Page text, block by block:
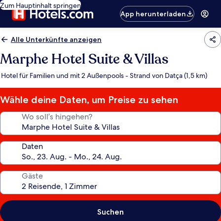
Zum Hauptinhalt springen
App herunterladen
Alle Unterkünfte anzeigen
Marphe Hotel Suite & Villas
Hotel für Familien und mit 2 Außenpools - Strand von Datça (1,5 km)
Wähle deine Daten, um Preise zu sehen
Wo soll’s hingehen?
Daten
Gäste
Suchen